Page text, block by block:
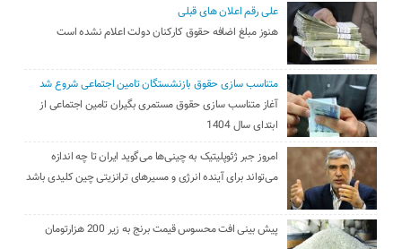
علی رقم اعلان های قبلی
هنوز مبلغ اضافه حقوق کارکنان دولت اعلام نشده است
متناسب سازی حقوق بازنشستگان تامین اجتماعی شروع شد
آغاز متناسب سازی حقوق مستمری بگیران تامین اجتماعی از
ابتدای سال 1404
امروز جبر ژئوپلیتیک به چینی‌ها می‌گوید ایران تا چه اندازه
می‌تواند برای آینده انرژی و مسیرهای ترانزیتی چین کلیدی باشد
پیش بینی افت محسوس قیمت برنج به زیر 200 هزارتومان